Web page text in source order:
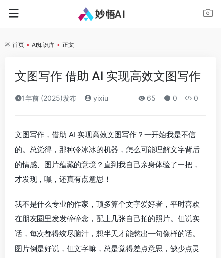
首页 • AI知识库 • 正文
文图写作 借助 AI 实现高效文图写作
1年前 (2025)发布 yixiu 65 0 0
文图写作，借助 AI 实现高效文图写作？一开始我是不信
的。总觉得，那种冷冰冰的机器，怎么可能理解文字背后
的情感、图片蕴藏的意境？直到我自己亲身体验了一把，
才发现，嘿，还真有点意思！
我不是什么专业的作家，顶多算个文字爱好者，平时喜欢
在朋友圈里发发碎碎念，配上几张自己拍的照片。但说实
话，每次都得绞尽脑汁，想半天才能憋出一句像样的话。
图片倒是好说，但文字嘛，总是觉得差点意思，缺少点灵